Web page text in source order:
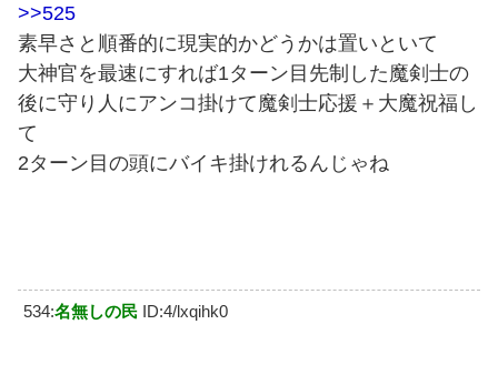
>>525
素早さと順番的に現実的かどうかは置いといて
大神官を最速にすれば1ターン目先制した魔剣士の
後に守り人にアンコ掛けて魔剣士応援＋大魔祝福し
て
2ターン目の頭にバイキ掛けれるんじゃね
534:名無しの民 ID:4/lxqihk0